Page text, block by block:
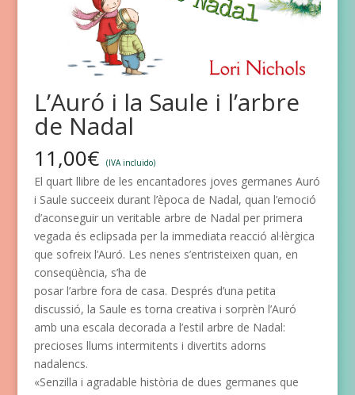
L’Auró i la Saule i l’arbre
de Nadal
11,00€ (IVA incluido)
El quart llibre de les encantadores joves germanes Auró
i Saule succeeix durant l’època de Nadal, quan l’emoció
d’aconseguir un veritable arbre de Nadal per primera
vegada és eclipsada per la immediata reacció al·lèrgica
que sofreix l’Auró. Les nenes s’entristeixen quan, en
conseqüència, s’ha de
posar l’arbre fora de casa. Després d’una petita
discussió, la Saule es torna creativa i sorprèn l’Auró
amb una escala decorada a l’estil arbre de Nadal:
precioses llums intermitents i divertits adorns
nadalencs.
«Senzilla i agradable història de dues germanes que